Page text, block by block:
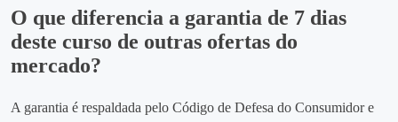
O que diferencia a garantia de 7 dias
deste curso de outras ofertas do
mercado?
A garantia é respaldada pelo Código de Defesa do Consumidor e